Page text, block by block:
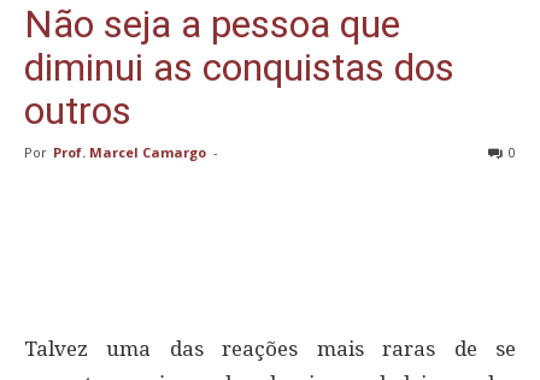
Não seja a pessoa que
diminui as conquistas dos
outros
Por Prof. Marcel Camargo - 0
Talvez uma das reações mais raras de se